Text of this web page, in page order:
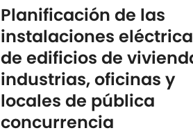
Planificación de las
instalaciones
de edificios de
industrias, oficinas y
locales de pública
concurrencia